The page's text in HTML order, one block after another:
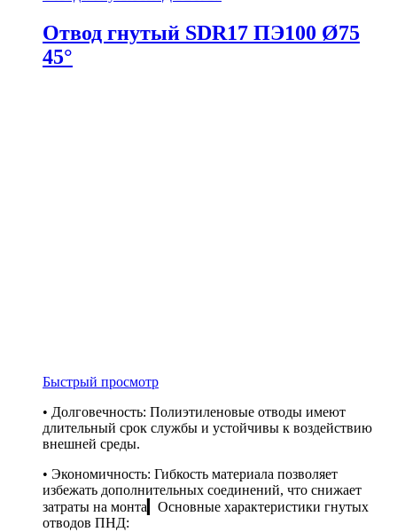
Отвод гнутый SDR17 ПЭ100 Ø75
45°
Быстрый просмотр
• Долговечность: Полиэтиленовые отводы имеют
длительный срок службы и устойчивы к воздействию
внешней среды.
• Экономичность: Гибкость материала позволяет
избежать дополнительных соединений, что снижает
затраты на монта▎Основные характеристики гнутых
отводов ПНД: